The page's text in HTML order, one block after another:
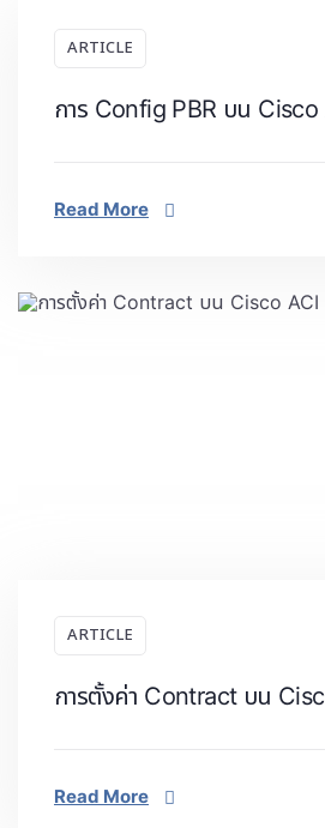
ARTICLE
การ Config PBR บน Cisco
Read More
ARTICLE
การตั้งค่า Contract บน
Read More